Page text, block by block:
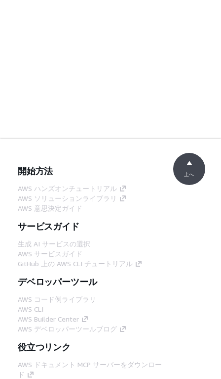
開始方法
AWS ハンズオンチュートリアル
AWS ソリューションライブラリ
AWS 意思決定ガイド
サービスガイド
生成 AI サービスの選択
AWS サービスガイド
GitHub 上の AWS CLI チュートリアル
デベロッパーツール
AWS コード例ライブラリ
AWS CLI
AWS Builder Center
AWS デベロッパーツールブログ
役立つリンク
AWS ドキュメント MCP サーバーをダウンロー
ド
上へ